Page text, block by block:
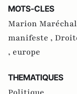
MOTS-CLES
Marion
manifeste ,
, europe
THEMATIQUES